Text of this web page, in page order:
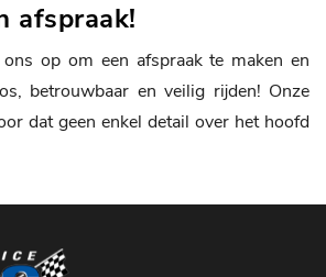
afspraak!
op om een afspraak te maken en
betrouwbaar en veilig rijden! Onze
dat geen enkel detail over het hoofd